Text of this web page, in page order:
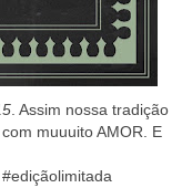
. Assim nossa tradição
muuuito AMOR. E